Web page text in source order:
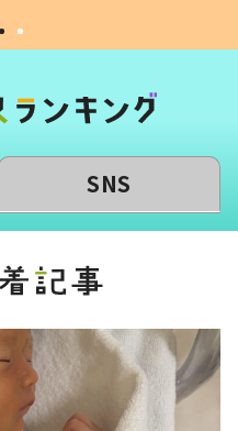
SNS